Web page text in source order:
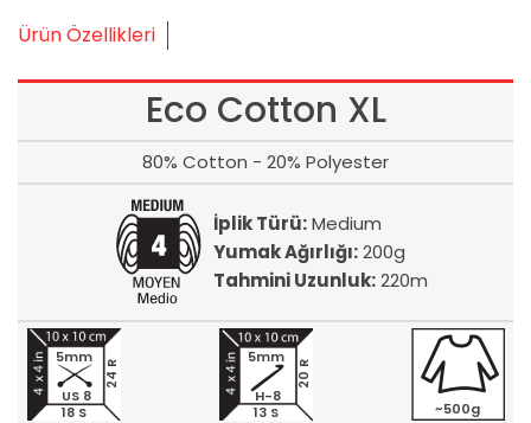
Ürün Özellikleri
Eco Cotton XL
80% Cotton - 20% Polyester
İplik Türü:Medium
Yumak Ağırlığı:200g
Tahmini Uzunluk:220m
18 S
24 R
5mm
US 8
13 S
20 R
5mm
H-8
~500g